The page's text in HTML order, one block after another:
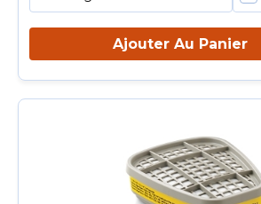
Ajouter Au Panier